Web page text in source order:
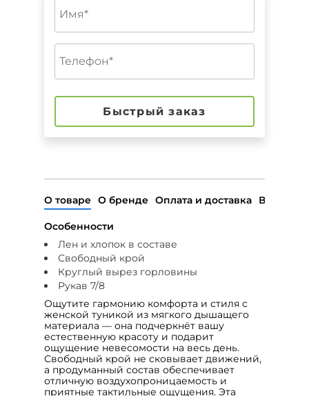
Быстрый заказ
О товаре О бренде Оплата и доставка Возврат
Особенности
Лен и хлопок в составе
Свободный крой
Круглый вырез горловины
Рукав 7/8
Ощутите гармонию комфорта и стиля с
женской туникой из мягкого дышащего
материала — она подчеркнёт вашу
естественную красоту и подарит
ощущение невесомости на весь день.
Свободный крой не сковывает движений,
а продуманный состав обеспечивает
отличную воздухопроницаемость и
приятные тактильные ощущения. Эта